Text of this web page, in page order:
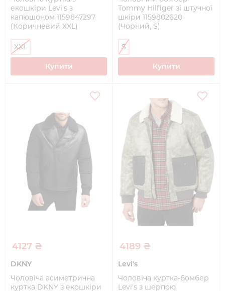
екошкіри Levi's з
капюшоном 1159847297
(Коричневий XXL)
XXL
Купити
Tommy Hilfiger зі штучної
шкіри 1159802620
(Чорний, S)
S
Купити
4127 ₴
DKNY
Чоловіча асиметрична
куртка DKNY з екошкіри
4189 ₴
Levi's
Чоловіча куртка-бомбер
Levi's з шерпою